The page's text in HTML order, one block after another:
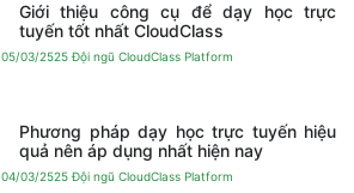
Giới thiệu công cụ để dạy học trực
tuyến tốt nhất CloudClass
05/03/2525 Đội ngũ CloudClass Platform
Phương pháp dạy học trực tuyến hiệu
quả nên áp dụng nhất hiện nay
04/03/2525 Đội ngũ CloudClass Platform